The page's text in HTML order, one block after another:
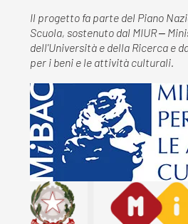
Il progetto fa parte del Piano
Scuola, sostenuto dal MIUR ‒
dell'Università e della Ricerca e
per i beni e le attività culturali.